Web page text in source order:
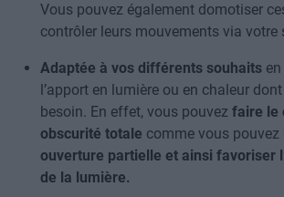
Vous pouvez également domotiser
contrôler leurs mouvements via votre
Adaptée à vos différents souhaits
l’apport en lumière ou en chaleur
besoin. En effet, vous pouvez faire le
obscurité totale comme vous pouvez
ouverture partielle et ainsi favoriser
de la lumière.